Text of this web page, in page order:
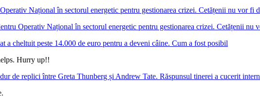
Operativ Național în sectorul energetic pentru gestionarea crizei. Cetățenii nu
a cheltuit peste 14.000 de euro pentru a deveni câine. Cum a fost posibil
Hurry up!!
de replici între Greta Thunberg și Andrew Tate. Răspunsul tinerei a cucerit